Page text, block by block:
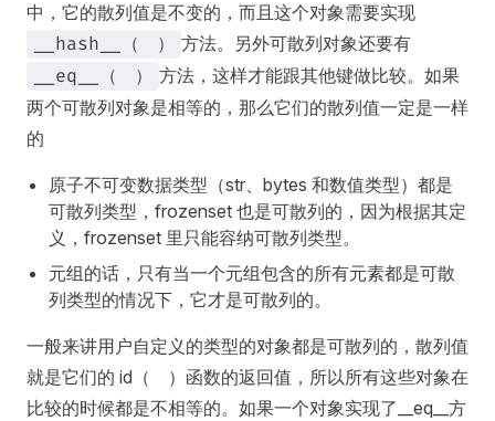
中，它的散列值是不变的，而且这个对象需要实现
__hash__（ ）
方法。另外可散列对象还要有
__eq__（ ）
方法，这样才能跟其他键做比较。如果
两个可散列对象是相等的，那么它们的散列值一定是一样
的
原子不可变数据类型（str、bytes 和数值类型）都是
可散列类型，frozenset 也是可散列的，因为根据其定
义，frozenset 里只能容纳可散列类型。
元组的话，只有当一个元组包含的所有元素都是可散
列类型的情况下，它才是可散列的。
一般来讲用户自定义的类型的对象都是可散列的，散列值
就是它们的 id（ ）函数的返回值，所以所有这些对象在
比较的时候都是不相等的。如果一个对象实现了__eq__方